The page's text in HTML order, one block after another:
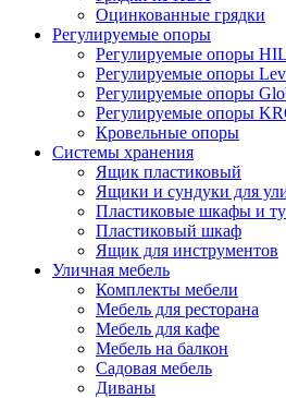
Оцинкованные грядки
Регулируемые опоры
Регулируемые опоры
Регулируемые опоры
Регулируемые опоры
Регулируемые опоры
Кровельные опоры
Системы хранения
Ящик пластиковый
Ящики и сундуки для
Пластиковые шкафы и
Пластиковый шкаф
Ящик для инструментов
Уличная мебель
Комплекты мебели
Мебель для ресторана
Мебель для кафе
Мебель на балкон
Садовая мебель
Диваны